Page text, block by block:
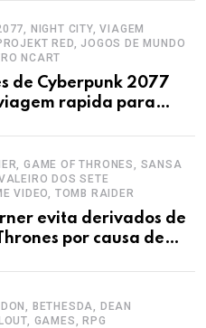
NIGHT CITY, VIAGEM
RED, JOGOS DE MUNDO
NCART
de Cyberpunk 2077
rapida para
GAME OF THRONES, SANSA
DOS SETE
VIDEO, TOMB RAIDER
evita derivados de
por causa de
BETHESDA, DEAN
GAMES, RPG